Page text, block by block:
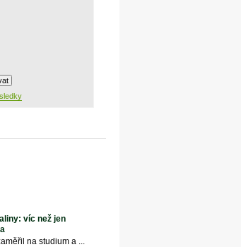
víc než jen
na studium a ...